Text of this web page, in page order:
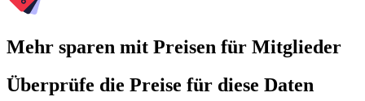
Mehr sparen mit Preisen für Mitglieder
Überprüfe die Preise für diese Daten